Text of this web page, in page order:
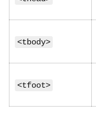
<tbody>
<tfoot>